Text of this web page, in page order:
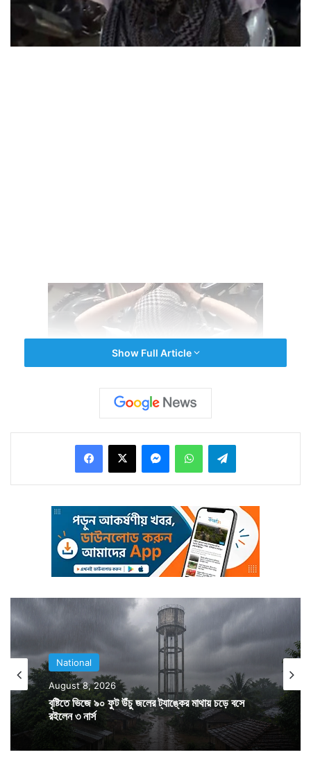
প্রশান্ত মহাসাগরীয় অঞ্চলে এল নিনোর দাপটে অমানুষিক গরমে
ওষ্ঠাগত ভারতবাসী। হিটস্ট্রোকে আক্রান্ত হয়ে মৃতের সংখ্যা
লাফিয়ে লাফিয়ে বাড়ছে। তারমধ্যে এপ্রিলের শুরু থেকে শুকনো
গরম দক্ষিণবঙ্গকে গ্রাস করেছিল। বইছিল লু। যত দিন যাচ্ছে সেই
অবস্থা বদলে এবার ঘাম ঝরছে দরদর করে। ফলে অস্বস্তির সূচক
ক্রমশ বেড়েই চলেছে। কারণটা অবশ্যই বঙ্গোপসাগর থেকে বয়ে
আসা জলীয় বাষ্প। জলীয় বাষ্পের কথা শুনে যদিও স্বস্তির আশায়
বুক বাঁধার কোনও কারণ নেই। আবহাওয়া দফতর জানাচ্ছে গরম
থেকে রেহাই পাওয়ার এখনই কোনও সম্ভাবনা নেই। বৃষ্টি এখনও
দূরস্ত। মৌসম ভবন আবার জানাচ্ছে ২০১৬ সাম্প্রতিককালের
উষ্ণতম বছর হিসাবে সামনে আসতে পারে। অন্তত আবহাওয়ার
ভাবগতিক সেই বার্তাই দিচ্ছে। যদিও এল নিনো মে মাস থেকই দুর্বল
হতে শুরু করবে। যা জুনে অনেকটাই দুর্বল হয়ে যাবে। যার জেরেই
এবার বর্ষায় স্বাভাবিকের চেয়েও বেশি বৃষ্টির পূর্বাভাস দিয়েছে হাওয়া
Show Full Article
National
August 8, 2026
বৃষ্টিতে ভিজে ৯০ ফুট উঁচু জলের ট্যাঙ্কের মাথায় চড়ে বসে
রইলেন ৩ নার্স